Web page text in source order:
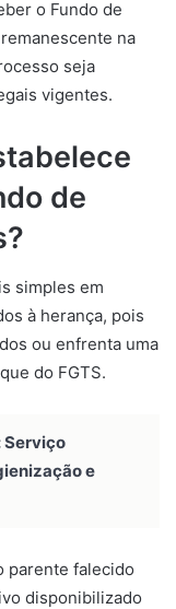
o Fundo de
na
seja
vigentes.
de
simples em
à herança, pois
ou enfrenta uma
do FGTS.
Serviço
e
parente falecido
disponibilizado